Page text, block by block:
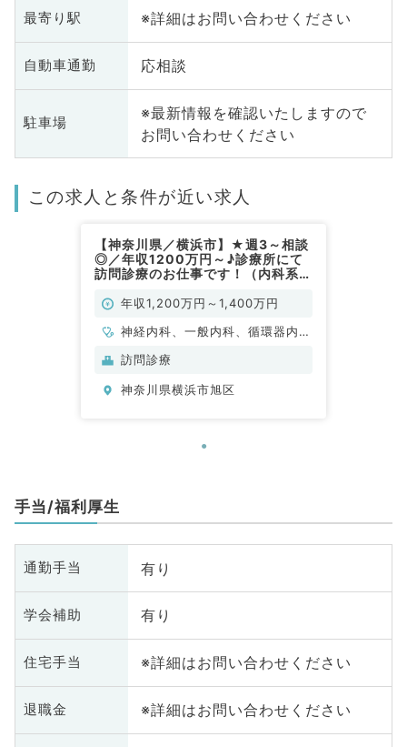
最寄り駅 ※詳細はお問い合わせください
自動車通勤 応相談
駐車場
※最新情報を確認いたしますので
お問い合わせください
この求人と条件が近い求人
【神奈川県／横浜市】★週3～相談
◎／年収1200万円～♪診療所にて
訪問診療のお仕事です！（内科系／
年収1,200万円～1,400万円
神経内科、一般内科、循環器内
科、呼吸器内科、消化器内科、内
内科、血液内科、膠原病科
訪問診療
神奈川県横浜市旭区
手当/福利厚生
通勤手当 有り
学会補助 有り
住宅手当 ※詳細はお問い合わせください
退職金 ※詳細はお問い合わせください